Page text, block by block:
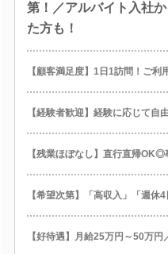
第！／アルバイト入社
た方も！
【顧客満足度】1日1訪問！ご利
【経験者歓迎】経験に応じて自
【残業ほぼなし】直行直帰
【希望次第】「高収入」「週休
【好待遇】月給25万円～50万